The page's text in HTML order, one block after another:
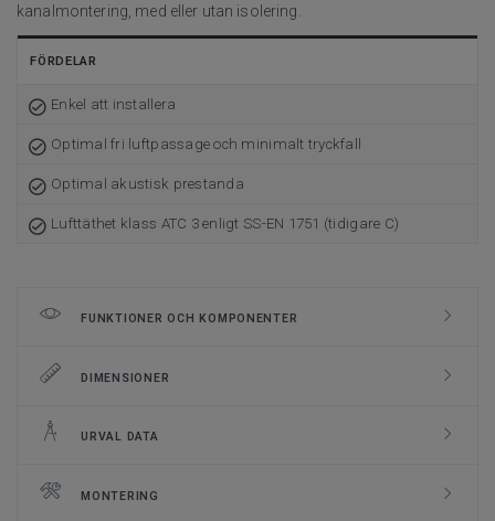
kanalmontering, med eller utan isolering.
FÖRDELAR
Enkel att installera
Optimal fri luftpassage och minimalt tryckfall
Optimal akustisk prestanda
Lufttäthet klass ATC 3 enligt SS-EN 1751 (tidigare C)
FUNKTIONER OCH KOMPONENTER
DIMENSIONER
URVAL DATA
MONTERING